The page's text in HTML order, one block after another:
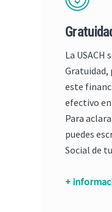
La USACH
Gratuidad,
este
efectivo
Para
puedes
Social de
+